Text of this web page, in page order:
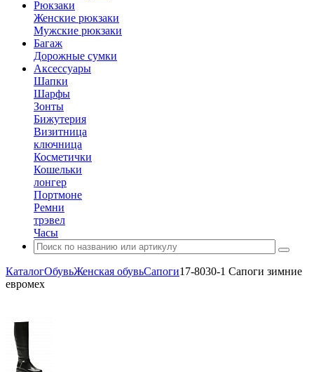
Рюкзаки
Женские рюкзаки
Мужские рюкзаки
Багаж
Дорожные сумки
Аксессуары
Шапки
Шарфы
Зонты
Бижутерия
Визитница
ключница
Косметички
Кошельки
лонгер
Портмоне
Ремни
трэвел
Часы
КаталогОбувьЖенская обувьСапоги17-8030-1 Сапоги зимние
евромех